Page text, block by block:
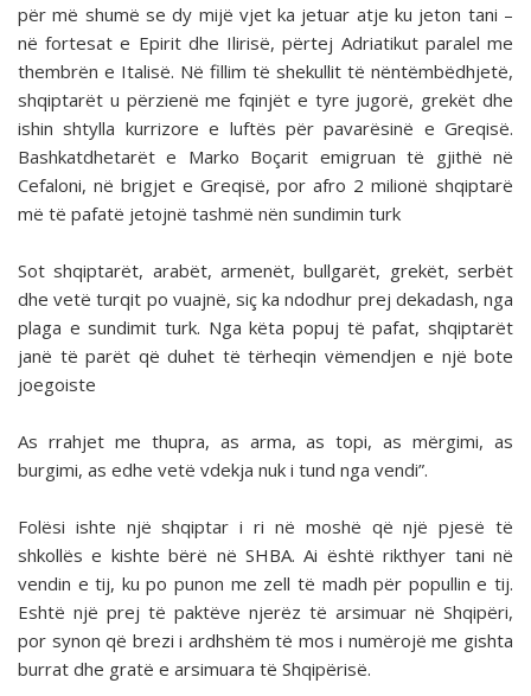
për më shumë se dy mijë vjet ka jetuar atje ku jeton tani –
në fortesat e Epirit dhe Ilirisë, përtej Adriatikut paralel me
thembrën e Italisë. Në fillim të shekullit të nëntëmbëdhjetë,
shqiptarët u përzienë me fqinjët e tyre jugorë, grekët dhe
ishin shtylla kurrizore e luftës për pavarësinë e Greqisë.
Bashkatdhetarët e Marko Boçarit emigruan të gjithë në
Cefaloni, në brigjet e Greqisë, por afro 2 milionë shqiptarë
më të pafatë jetojnë tashmë nën sundimin turk
Sot shqiptarët, arabët, armenët, bullgarët, grekët, serbët
dhe vetë turqit po vuajnë, siç ka ndodhur prej dekadash, nga
plaga e sundimit turk. Nga këta popuj të pafat, shqiptarët
janë të parët që duhet të tërheqin vëmendjen e një bote
joegoiste
As rrahjet me thupra, as arma, as topi, as mërgimi, as
burgimi, as edhe vetë vdekja nuk i tund nga vendi”.
Folësi ishte një shqiptar i ri në moshë që një pjesë të
shkollës e kishte bërë në SHBA. Ai është rikthyer tani në
vendin e tij, ku po punon me zell të madh për popullin e tij.
Eshtë një prej të paktëve njerëz të arsimuar në Shqipëri,
por synon që brezi i ardhshëm të mos i numërojë me gishta
burrat dhe gratë e arsimuara të Shqipërisë.